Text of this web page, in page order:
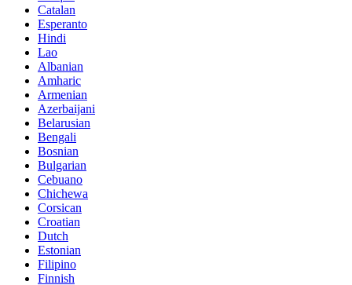
Catalan
Esperanto
Hindi
Lao
Albanian
Amharic
Armenian
Azerbaijani
Belarusian
Bengali
Bosnian
Bulgarian
Cebuano
Chichewa
Corsican
Croatian
Dutch
Estonian
Filipino
Finnish